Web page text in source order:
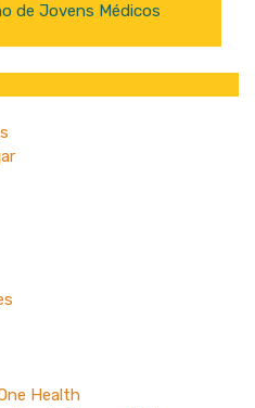
de Jovens Médicos
Health